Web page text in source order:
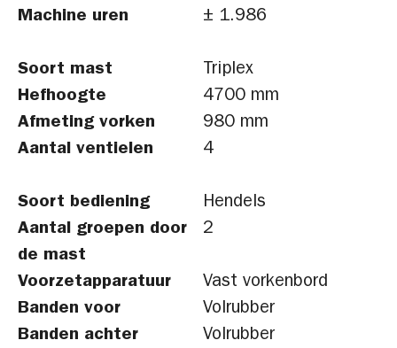
Machine uren
± 1.986
Soort mast
Triplex
Hefhoogte
4700 mm
Afmeting vorken
980 mm
Aantal ventielen
4
Soort bediening
Hendels
Aantal groepen door
de mast
2
Voorzetapparatuur
Vast vorkenbord
Banden voor
Volrubber
Banden achter
Volrubber